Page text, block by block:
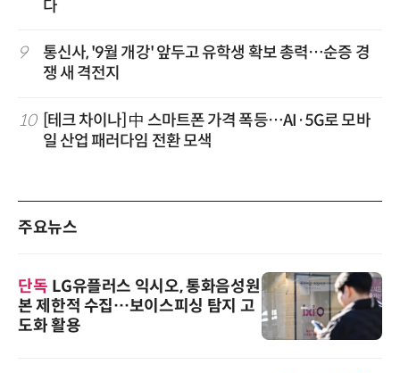
다
9
통신사, '9월 개강' 앞두고 유학생 확보 총력…순증 경
쟁 새 격전지
10
[테크 차이나] 中 스마트폰 가격 폭등…AI·5G로 모바
일 산업 패러다임 전환 모색
주요뉴스
단독 LG유플러스 익시오, 통화음성원
본 제한적 수집…보이스피싱 탐지 고
도화 활용